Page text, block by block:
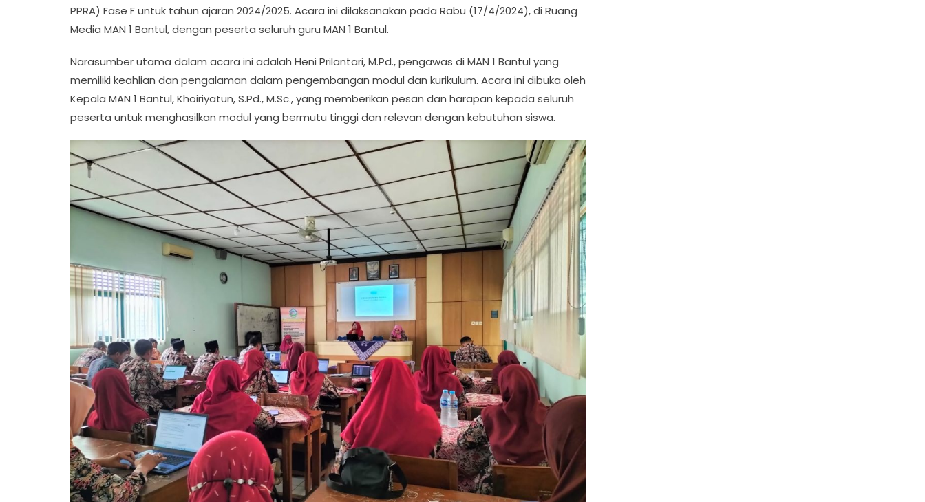
PPRA) Fase F untuk tahun ajaran 2024/2025. Acara ini dilaksanakan pada Rabu (17/4/2024), di Ruang
Media MAN 1 Bantul, dengan peserta seluruh guru MAN 1 Bantul.
Narasumber utama dalam acara ini adalah Heni Prilantari, M.Pd., pengawas di MAN 1 Bantul yang
memiliki keahlian dan pengalaman dalam pengembangan modul dan kurikulum. Acara ini dibuka oleh
Kepala MAN 1 Bantul, Khoiriyatun, S.Pd., M.Sc., yang memberikan pesan dan harapan kepada seluruh
peserta untuk menghasilkan modul yang bermutu tinggi dan relevan dengan kebutuhan siswa.